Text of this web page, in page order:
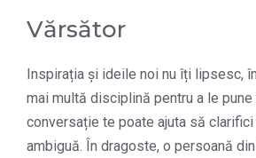
Vărsător
Inspirația și ideile noi nu îți lipsesc,
mai multă disciplină pentru a le pune
conversație te poate ajuta să
ambiguă. În dragoste, o persoană